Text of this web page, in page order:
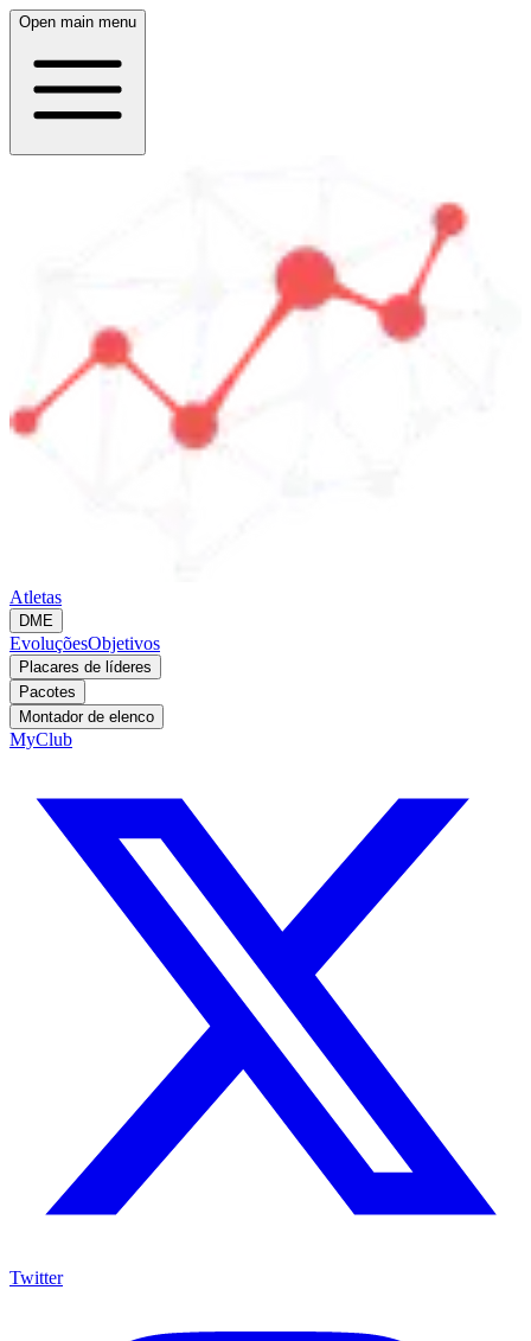
Open main menu
Atletas
DME
EvoluçõesObjetivos
Placares de líderes
Pacotes
Montador de elenco
MyClub
Twitter